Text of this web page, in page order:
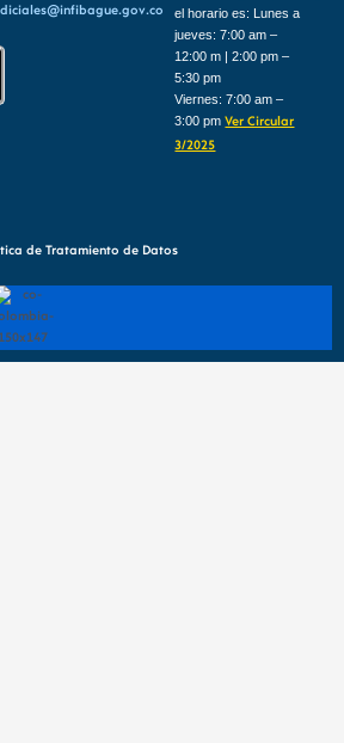
el horario es: Lunes a
jueves: 7:00 am –
12:00 m | 2:00 pm –
5:30 pm
Viernes: 7:00 am –
3:00 pmVer Circular
3/2025
de Tratamiento de Datos